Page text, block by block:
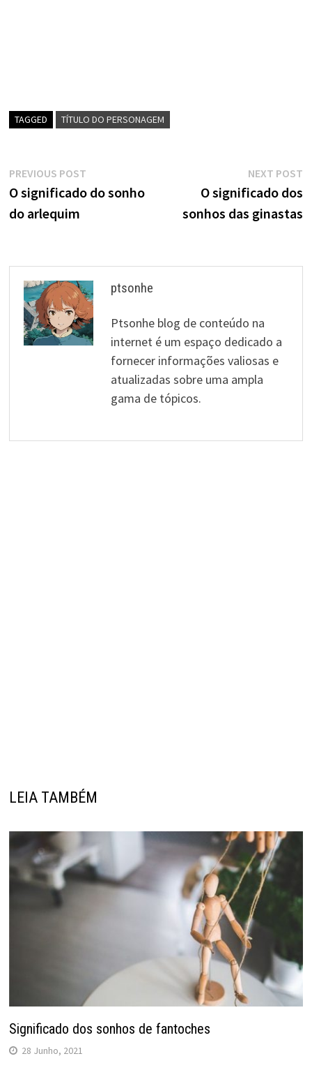
TAGGED TÍTULO DO PERSONAGEM
Navegação
de
artigos
PREVIOUS POSTPrevious
post:
O significado do sonho
do arlequim
NEXT POST
O significado dos
sonhos das ginastas
ptsonhe
Ptsonhe blog de conteúdo na
internet é um espaço dedicado a
fornecer informações valiosas e
atualizadas sobre uma ampla
gama de tópicos.
LEIA TAMBÉM
Significado dos sonhos de fantoches
28 Junho, 2021